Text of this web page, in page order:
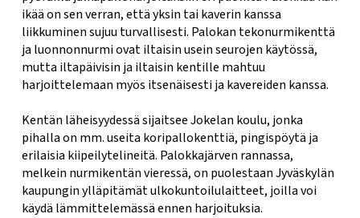
ikää on sen verran, että yksin tai kaverin kanssa
liikkuminen sujuu turvallisesti. Palokan tekonurmikenttä
ja luonnonnurmi ovat iltaisin usein seurojen käytössä,
mutta iltapäivisin ja iltaisin kentille mahtuu
harjoittelemaan myös itsenäisesti ja kavereiden kanssa.
Kentän läheisyydessä sijaitsee Jokelan koulu, jonka
pihalla on mm. useita koripallokenttiä, pingispöytä ja
erilaisia kiipeilytelineitä. Palokkajärven rannassa,
melkein nurmikentän vieressä, on puolestaan Jyväskylän
kaupungin ylläpitämät ulkokuntoilulaitteet, joilla voi
käydä lämmittelemässä ennen harjoituksia.